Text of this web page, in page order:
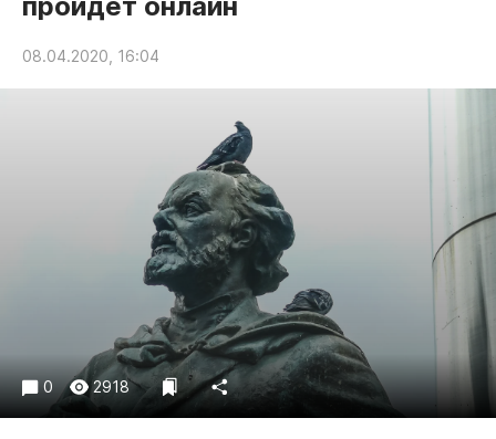
Статьи
Народные новости
Авто и транспорт
Недвижимость и ЖКХ
Образование
Общество
Праздники
Происшествия
Спорт
08.04.2020, 16:04
0 2918